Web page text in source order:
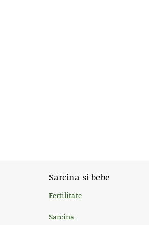
Sarcina si bebe
Fertilitate
Sarcina